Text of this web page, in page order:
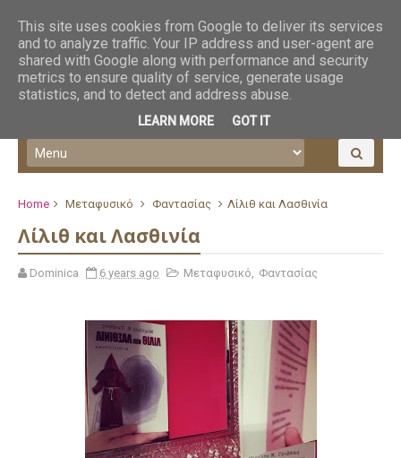
Home Μεταφυσικό Φαντασίας Λίλιθ και Λασθινία
Λίλιθ και Λασθινία
Dominica 6 years ago Μεταφυσικό, Φαντασίας
This site uses cookies from Google to deliver its services
and to analyze traffic. Your IP address and user-agent are
shared with Google along with performance and security
metrics to ensure quality of service, generate usage
statistics, and to detect and address abuse.
LEARN MORE GOT IT